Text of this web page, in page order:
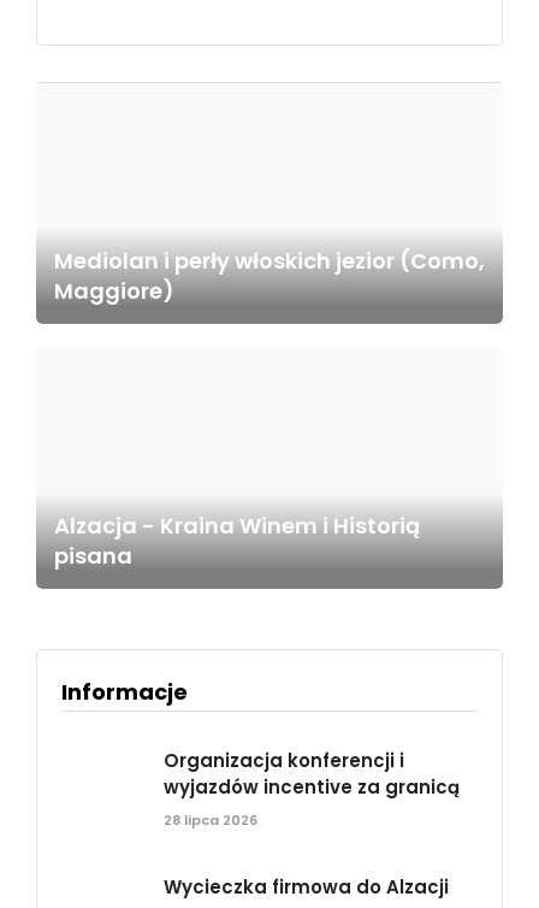
Mediolan i perły włoskich jezior (Como,
Maggiore)
Alzacja - Kraina Winem i Historią
pisana
Informacje
Organizacja konferencji i
wyjazdów incentive za granicą
28 lipca 2026
Wycieczka firmowa do Alzacji